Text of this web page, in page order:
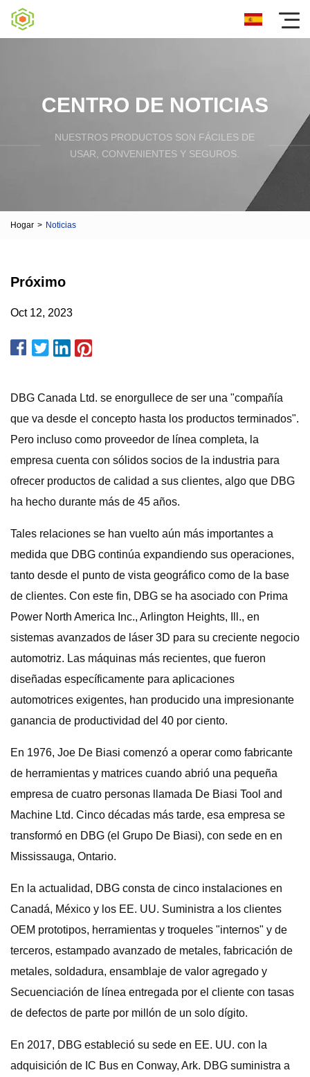
CENTRO DE NOTICIAS
NUESTROS PRODUCTOS SON FÁCILES DE
USAR, CONVENIENTES Y SEGUROS.
Hogar > Noticias
Próximo
Oct 12, 2023
DBG Canada Ltd. se enorgullece de ser una "compañía
que va desde el concepto hasta los productos terminados".
Pero incluso como proveedor de línea completa, la
empresa cuenta con sólidos socios de la industria para
ofrecer productos de calidad a sus clientes, algo que DBG
ha hecho durante más de 45 años.
Tales relaciones se han vuelto aún más importantes a
medida que DBG continúa expandiendo sus operaciones,
tanto desde el punto de vista geográfico como de la base
de clientes. Con este fin, DBG se ha asociado con Prima
Power North America Inc., Arlington Heights, Ill., en
sistemas avanzados de láser 3D para su creciente negocio
automotriz. Las máquinas más recientes, que fueron
diseñadas específicamente para aplicaciones
automotrices exigentes, han producido una impresionante
ganancia de productividad del 40 por ciento.
En 1976, Joe De Biasi comenzó a operar como fabricante
de herramientas y matrices cuando abrió una pequeña
empresa de cuatro personas llamada De Biasi Tool and
Machine Ltd. Cinco décadas más tarde, esa empresa se
transformó en DBG (el Grupo De Biasi), con sede en en
Mississauga, Ontario.
En la actualidad, DBG consta de cinco instalaciones en
Canadá, México y los EE. UU. Suministra a los clientes
OEM prototipos, herramientas y troqueles "internos" y de
terceros, estampado avanzado de metales, fabricación de
metales, soldadura, ensamblaje de valor agregado y
Secuenciación de línea entregada por el cliente con tasas
de defectos de parte por millón de un solo dígito.
En 2017, DBG estableció su sede en EE. UU. con la
adquisición de IC Bus en Conway, Ark. DBG suministra a